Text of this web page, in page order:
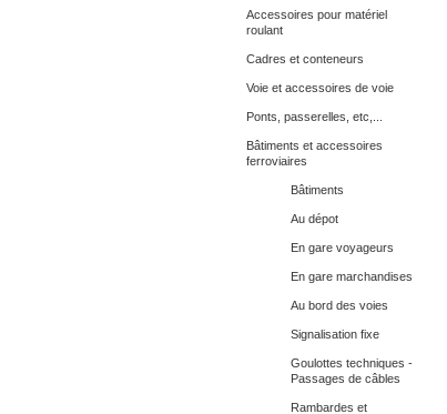
Accessoires pour matériel
roulant
Cadres et conteneurs
Voie et accessoires de voie
Ponts, passerelles, etc,...
Bâtiments et accessoires
ferroviaires
Bâtiments
Au dépot
En gare voyageurs
En gare marchandises
Au bord des voies
Signalisation fixe
Goulottes techniques -
Passages de câbles
Rambardes et